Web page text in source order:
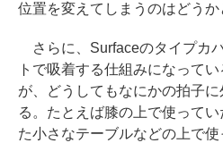
位置を変えてしまうのはどうか
さらに、Surfaceのタイプカ
トで吸着する仕組みになって
が、どうしてもなにかの拍子
る。たとえば膝の上で使って
た小さなテーブルなどの上で